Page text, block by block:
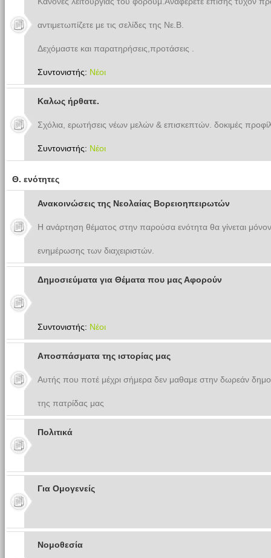
αντιμετωπίζετε με τις σελίδες της Νε.Β.
Δεχόμαστε και παρατηρήσεις,προτάσεις .
Συντονιστής: Νέοι
Καλως ήρθατε.
Σχόλια, ερωτήσεις νέων μελών & επισκεπτών. δοκιμές
Συντονιστής: Νέοι
Θ. ενότητες
Ανακοινώσεις της Νεολαίας Βορειοηπειρωτών
Η ανάρτηση θέματος στην παρούσα ενότητα θα γίνεται
ενημέρωσης των διαχειριστών.
Δημοσιεύματα για Θέματα που μας Αφορούν
Συντονιστής: Νέοι
Αποσπάσματα της ιστορίας μας
Αυτής που ποτέ μέχρι σήμερα δεν μαθαμε στην δωρεάν
της πατρίδας μας
Πολιτικά
Για Ομογενείς
Νομοθεσία